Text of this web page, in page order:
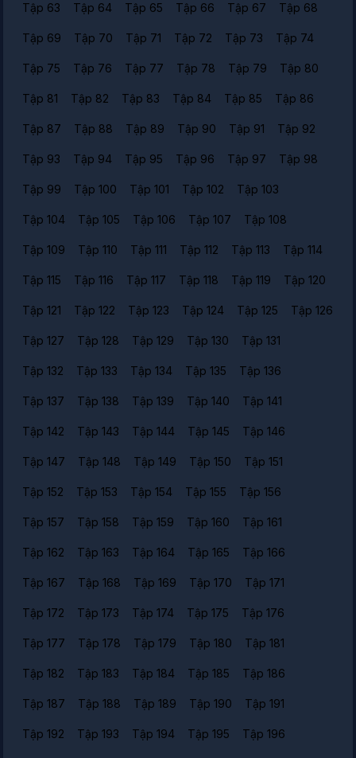
Tập 63 Tập 64 Tập 65 Tập 66 Tập 67 Tập 68
Tập 69 Tập 70 Tập 71 Tập 72 Tập 73 Tập 74
Tập 75 Tập 76 Tập 77 Tập 78 Tập 79 Tập 80
Tập 81 Tập 82 Tập 83 Tập 84 Tập 85 Tập 86
Tập 87 Tập 88 Tập 89 Tập 90 Tập 91 Tập 92
Tập 93 Tập 94 Tập 95 Tập 96 Tập 97 Tập 98
Tập 99 Tập 100 Tập 101 Tập 102 Tập 103
Tập 104 Tập 105 Tập 106 Tập 107 Tập 108
Tập 109 Tập 110 Tập 111 Tập 112 Tập 113 Tập 114
Tập 115 Tập 116 Tập 117 Tập 118 Tập 119 Tập 120
Tập 121 Tập 122 Tập 123 Tập 124 Tập 125 Tập 126
Tập 127 Tập 128 Tập 129 Tập 130 Tập 131
Tập 132 Tập 133 Tập 134 Tập 135 Tập 136
Tập 137 Tập 138 Tập 139 Tập 140 Tập 141
Tập 142 Tập 143 Tập 144 Tập 145 Tập 146
Tập 147 Tập 148 Tập 149 Tập 150 Tập 151
Tập 152 Tập 153 Tập 154 Tập 155 Tập 156
Tập 157 Tập 158 Tập 159 Tập 160 Tập 161
Tập 162 Tập 163 Tập 164 Tập 165 Tập 166
Tập 167 Tập 168 Tập 169 Tập 170 Tập 171
Tập 172 Tập 173 Tập 174 Tập 175 Tập 176
Tập 177 Tập 178 Tập 179 Tập 180 Tập 181
Tập 182 Tập 183 Tập 184 Tập 185 Tập 186
Tập 187 Tập 188 Tập 189 Tập 190 Tập 191
Tập 192 Tập 193 Tập 194 Tập 195 Tập 196